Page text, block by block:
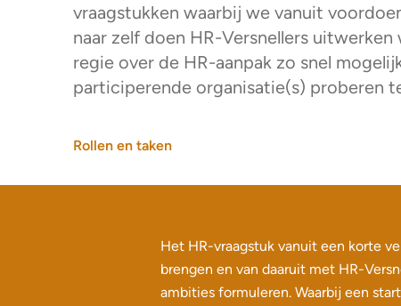
vraagstukken waarbij we vanuit
naar zelf doen HR-Versnellers uitwerken
regie over de HR-aanpak zo snel
participerende organisatie(s) proberen
Rollen en taken
Het HR-vraagstuk vanuit een korte
brengen en van daaruit met HR-
ambities formuleren. Waarbij een